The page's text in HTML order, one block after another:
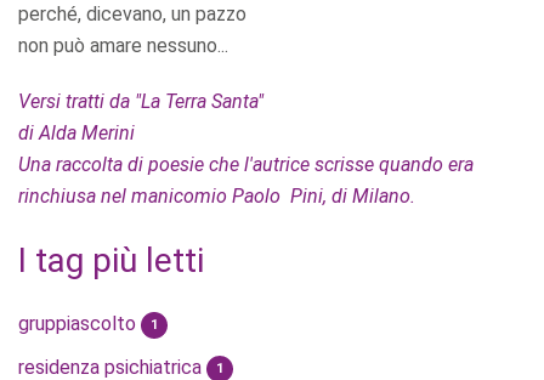
perché, dicevano, un pazzo
non può amare nessuno...
Versi tratti da "La Terra Santa"
di Alda Merini
Una raccolta di poesie che l'autrice scrisse quando era
rinchiusa nel manicomio Paolo Pini, di Milano.
I tag più letti
gruppiascolto 1
residenza psichiatrica 1